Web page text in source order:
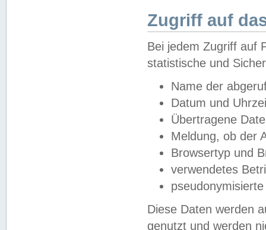
Zugriff auf
Bei jedem Zugriff auf
statistische und
Name der
Datum und
Übertragene
Meldung, ob der
Browsertyp und
verwendetes
Diese Daten werden
genutzt und werden